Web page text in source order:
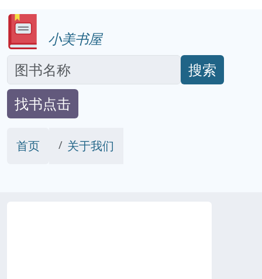
小美书屋
搜索
找书点击
首页 关于我们